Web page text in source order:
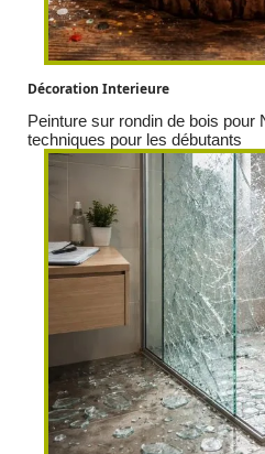
Décoration Interieure
Peinture sur rondin de bois pour
techniques pour les débutants